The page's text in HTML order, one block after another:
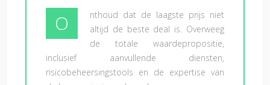
O
nthoud dat de laagste prijs niet
altijd de beste deal is. Overweeg
de totale waardepropositie,
inclusief aanvullende diensten,
risicobeheersingstools en de expertise van